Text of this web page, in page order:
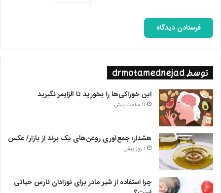
توسط drmotamednejad
این خوراکی‌ها را بخورید تا آلزایمر نگیرید
11 ساعت پیش
هشدار؛ جمع‌آوری روغن‌های یک برند از بازار/ عکس
1 روز پیش
چرا استفاده از شیر مادر برای نوزادان نارس حیاتی